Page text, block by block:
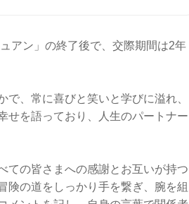
アン」の終了後で、交際期間は2年
、常に喜びと笑いと学びに溢れ、
せを語っており、人生のパートナー
ての皆さまへの感謝とお互いが持つ
険の道をしっかり手を繋ぎ、腕を組